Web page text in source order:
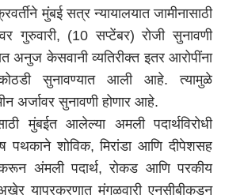
मुंबई सत्र न्यायालयात जामीनासाठी
गुरुवारी, (10 सप्टेंबर) रोजी सुनावणी
अनुज केसवानी व्यतिरीक्त इतर आरोपींना
कोठडी सुनावण्यात आली आहे. त्यामुळे
अर्जावर सुनावणी होणार आहे.
मुंबईत आलेल्या अमली पदार्थविरोधी
पथकाने शोविक, मिरांडा आणि दीपेशसह
अंमली पदार्थ, रोकड आणि परकीय
याप्रकरणात मंगळवारी एनसीबीकडून